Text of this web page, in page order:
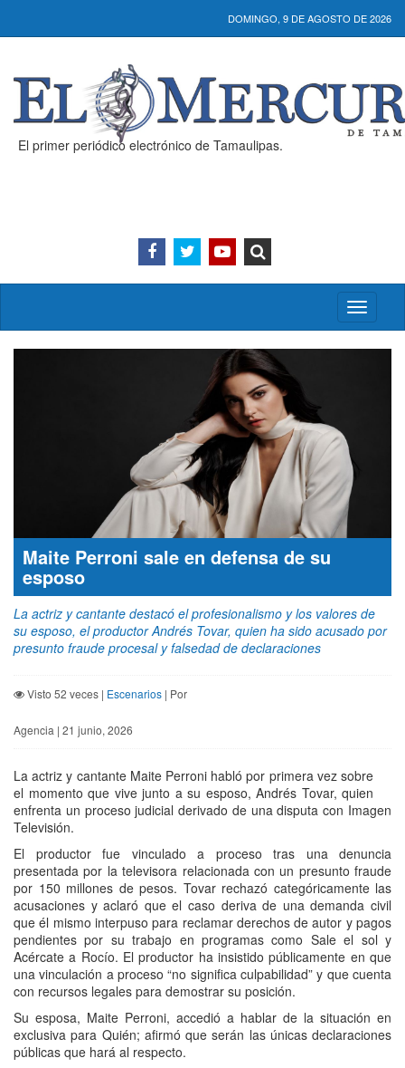
DOMINGO, 9 DE AGOSTO DE 2026
El primer periódico electrónico de Tamaulipas.
Activar/
menú
Maite Perroni sale en defensa de su
esposo
La actriz y cantante destacó el profesionalismo y los valores de
su esposo, el productor Andrés Tovar, quien ha sido acusado por
presunto fraude procesal y falsedad de declaraciones
Visto 52 veces | Escenarios | Por
Agencia | 21 junio, 2026
La actriz y cantante Maite Perroni habló por primera vez sobre
el momento que vive junto a su esposo, Andrés Tovar, quien
enfrenta un proceso judicial derivado de una disputa con Imagen
Televisión.
El productor fue vinculado a proceso tras una denuncia
presentada por la televisora relacionada con un presunto fraude
por 150 millones de pesos. Tovar rechazó categóricamente las
acusaciones y aclaró que el caso deriva de una demanda civil
que él mismo interpuso para reclamar derechos de autor y pagos
pendientes por su trabajo en programas como Sale el sol y
Acércate a Rocío. El productor ha insistido públicamente en que
una vinculación a proceso “no significa culpabilidad” y que cuenta
con recursos legales para demostrar su posición.
Su esposa, Maite Perroni, accedió a hablar de la situación en
exclusiva para Quién; afirmó que serán las únicas declaraciones
públicas que hará al respecto.